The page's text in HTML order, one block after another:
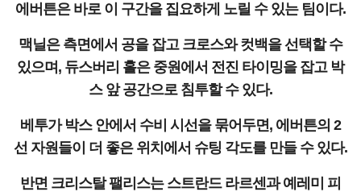
에버튼은 바로 이 구간을 집요하게 노릴 수 있는 팀이다.
맥닐은 측면에서 공을 잡고 크로스와 컷백을 선택할 수
있으며, 듀스버리 홀은 중원에서 전진 타이밍을 잡고 박
스 앞 공간으로 침투할 수 있다.
베투가 박스 안에서 수비 시선을 묶어두면, 에버튼의 2
선 자원들이 더 좋은 위치에서 슈팅 각도를 만들 수 있다.
반면 크리스탈 팰리스는 스트란드 라르센과 예레미 피